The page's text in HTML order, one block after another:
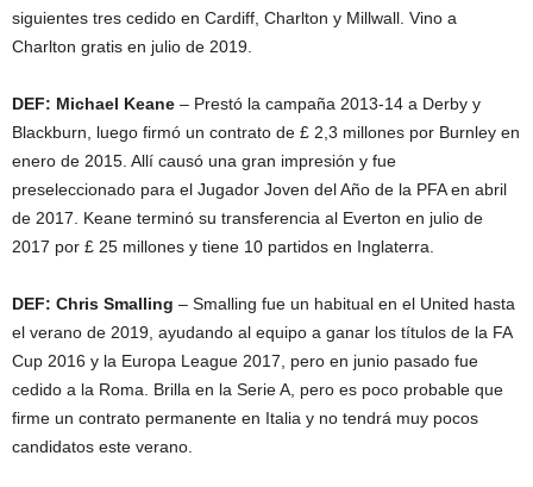
siguientes tres cedido en Cardiff, Charlton y Millwall. Vino a
Charlton gratis en julio de 2019.
DEF: Michael Keane – Prestó la campaña 2013-14 a Derby y
Blackburn, luego firmó un contrato de £ 2,3 millones por Burnley en
enero de 2015. Allí causó una gran impresión y fue
preseleccionado para el Jugador Joven del Año de la PFA en abril
de 2017. Keane terminó su transferencia al Everton en julio de
2017 por £ 25 millones y tiene 10 partidos en Inglaterra.
DEF: Chris Smalling – Smalling fue un habitual en el United hasta
el verano de 2019, ayudando al equipo a ganar los títulos de la FA
Cup 2016 y la Europa League 2017, pero en junio pasado fue
cedido a la Roma. Brilla en la Serie A, pero es poco probable que
firme un contrato permanente en Italia y no tendrá muy pocos
candidatos este verano.